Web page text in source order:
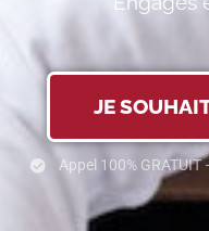
JE
Appel 100%